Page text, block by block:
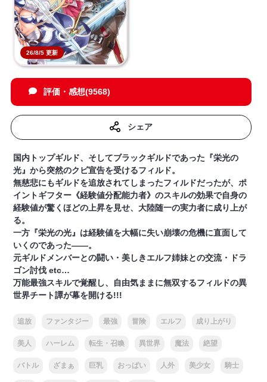
26/8/5 更新
評価・感想(9568)
シェア
国内トップギルド、そしてブラックギルドであった『栄光の
光』から突然のクビ宣告を受けるフィルド。
無慈悲にもギルドを追放されてしまったフィルドだったが、ポ
イントギフター《経験値分配能力者》のスキルの効果で自身の
経験値が驚くほどの上昇を見せ、大陸随一の実力者に成り上が
る。
一方『栄光の光』は経験値を大幅に失い崩壊の危機に直面して
いくのであった――。
元ギルドメンバーとの闘い・美しきエルフ姉妹との交流・ドラ
ゴン討伐 etc…
万能最強スキルで覚醒し、自由気ままに無双するフィルドの異
世界チート譚が幕を開ける!!!
追放 ファンタジー 最強 冒険 エルフ 成り上がり
美人 ハーレム 転生・召喚 異世界 魔法 絶望
バトル ざまぁ 巨乳 おっぱい 人外 美少女 騎士